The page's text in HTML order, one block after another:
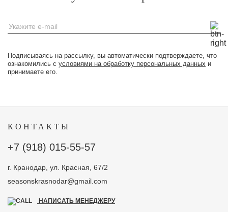
Подписываясь на рассылку, вы автоматически подтверждаете, что
ознакомились с условиями на обработку персональных данных и
принимаете его.
КОНТАКТЫ
+7 (918) 015-55-57
г. Кранодар, ул. Красная, 67/2
seasonskrasnodar@gmail.com
НАПИСАТЬ МЕНЕДЖЕРУ